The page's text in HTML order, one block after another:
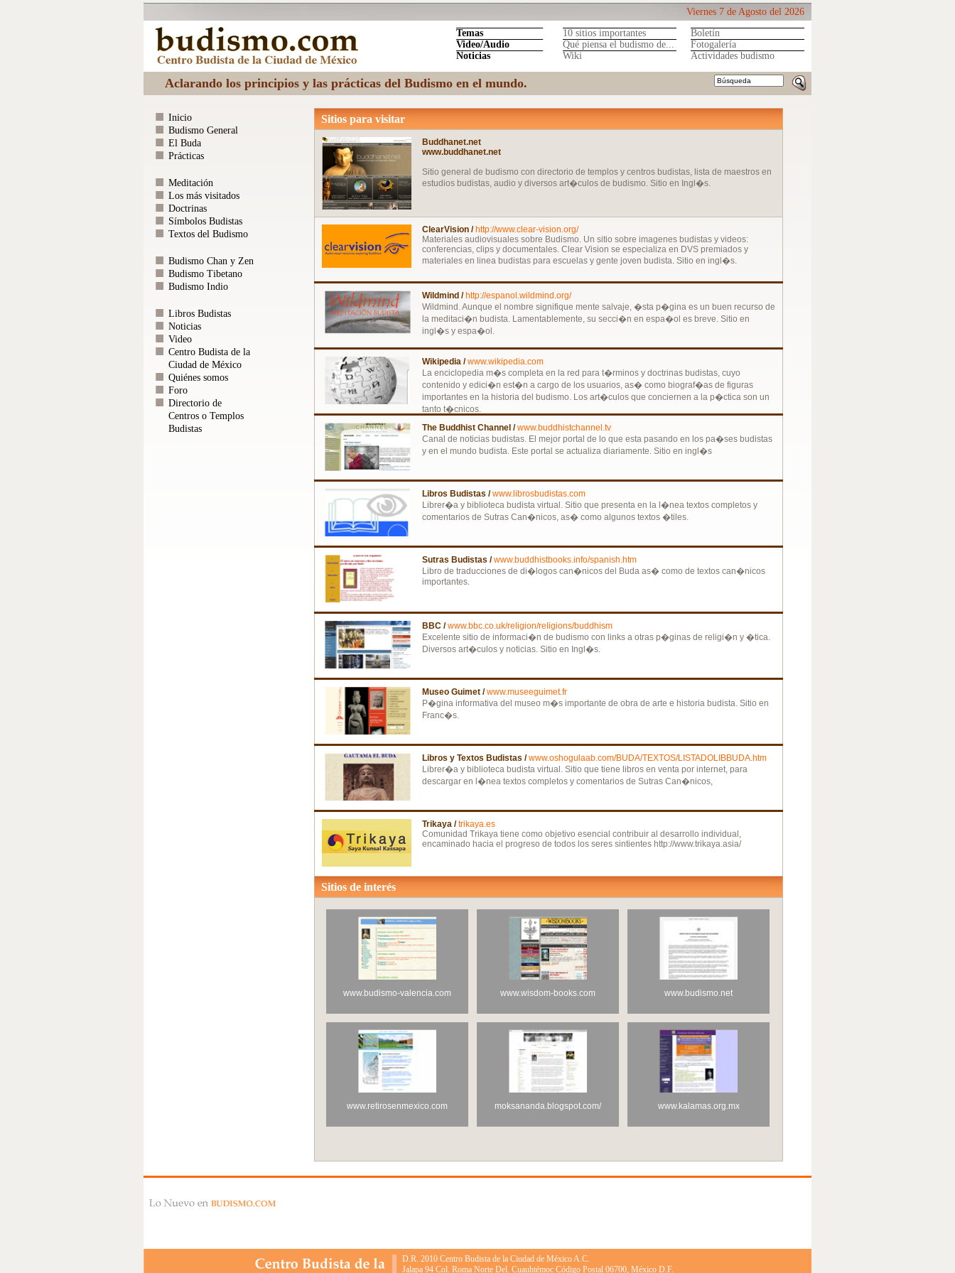
Viernes 7 de Agosto del 2026
Boletín
Fotogalería
Actividades budismo
10 sitios importantes
Qué piensa el budismo de...
Wiki
Temas
Video/Audio
Noticias
Aclarando los principios y las prácticas del Budismo en el mundo.
Sitios para visitar
Buddhanet.net
www.buddhanet.net
Sitio general de budismo con directorio de templos y centros budistas, lista de maestros en
estudios budistas, audio y diversos art�culos de budismo. Sitio en Ingl�s.
ClearVision / http://www.clear-vision.org/
Materiales audiovisuales sobre Budismo. Un sitio sobre imagenes budistas y videos:
conferencias, clips y documentales. Clear Vision se especializa en DVS premiados y
materiales en linea budistas para escuelas y gente joven budista. Sitio en ingl�s.
Wildmind / http://espanol.wildmind.org/
Wildmind. Aunque el nombre signifique mente salvaje, �sta p�gina es un buen recurso de
la meditaci�n budista. Lamentablemente, su secci�n en espa�ol es breve. Sitio en
ingl�s y espa�ol.
Wikipedia /www.wikipedia.com
La enciclopedia m�s completa en la red para t�rminos y doctrinas budistas, cuyo
contenido y edici�n est�n a cargo de los usuarios, as� como biograf�as de figuras
importantes en la historia del budismo. Los art�culos que conciernen a la p�ctica son un
tanto t�cnicos.
The Buddhist Channel /www.buddhistchannel.tv
Canal de noticias budistas. El mejor portal de lo que esta pasando en los pa�ses budistas
y en el mundo budista. Este portal se actualiza diariamente. Sitio en ingl�s
Libros Budistas /www.librosbudistas.com
Librer�a y biblioteca budista virtual. Sitio que presenta en la l�nea textos completos y
comentarios de Sutras Can�nicos, as� como algunos textos �tiles.
Sutras Budistas / www.buddhistbooks.info/spanish.htm
Libro de traducciones de di�logos can�nicos del Buda as� como de textos can�nicos
importantes.
BBC /www.bbc.co.uk/religion/religions/buddhism
Excelente sitio de informaci�n de budismo con links a otras p�ginas de religi�n y �tica.
Diversos art�culos y noticias. Sitio en Ingl�s.
Museo Guimet /www.museeguimet.fr
P�gina informativa del museo m�s importante de obra de arte e historia budista. Sitio en
Franc�s.
Libros y Textos Budistas /www.oshogulaab.com/BUDA/TEXTOS/LISTADOLIBBUDA.htm
Librer�a y biblioteca budista virtual. Sitio que tiene libros en venta por internet, para
descargar en l�nea textos completos y comentarios de Sutras Can�nicos,
Trikaya / trikaya.es
Comunidad Trikaya tiene como objetivo esencial contribuir al desarrollo individual,
encaminado hacia el progreso de todos los seres sintientes http://www.trikaya.asia/
Sitios de interés
www.budismo-valencia.com www.wisdom-books.com www.budismo.net
www.retirosenmexico.com moksananda.blogspot.com/ www.kalamas.org.mx
Inicio
Budismo General
El Buda
Prácticas
Meditación
Los más visitados
Doctrinas
Símbolos Budistas
Textos del Budismo
Budismo Chan y Zen
Budismo Tibetano
Budismo Indio
Libros Budistas
Noticias
Video
Centro Budista de la
Ciudad de México
Quiénes somos
Foro
Directorio de
Centros o Templos
Budistas
D.R. 2010 Centro Budista de la Ciudad de México A.C.
Jalapa 94 Col. Roma Norte Del. Cuauhtémoc Código Postal 06700, México D.F.